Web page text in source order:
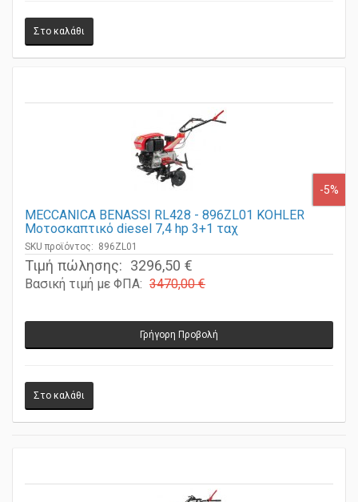
MECCANICA BENASSI RL428 - 896ZL01 KOHLER
Μοτοσκαπτικό diesel 7,4 hp 3+1 ταχ
SKU προϊόντος: 896ZL01
Τιμή πώλησης: 3296,50 €
Βασική τιμή με ΦΠΑ: 3470,00 €